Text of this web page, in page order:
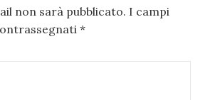
non sarà pubblicato. I campi
*